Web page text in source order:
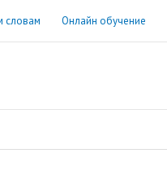
словам Онлайн обучение